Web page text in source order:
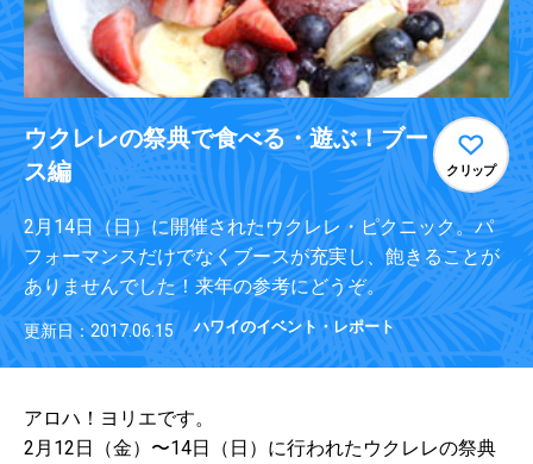
ウクレレの祭典で食べる・遊ぶ！ブー
ス編
クリップ
2月14日（日）に開催されたウクレレ・ピクニック。パ
フォーマンスだけでなくブースが充実し、飽きることが
ありませんでした！来年の参考にどうぞ。
更新日：2017.06.15 ハワイのイベント・レポート
アロハ！ヨリエです。
2月12日（金）〜14日（日）に行われたウクレレの祭典